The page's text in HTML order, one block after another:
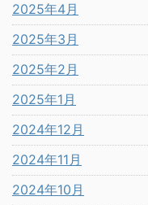
2025年4月
2025年3月
2025年2月
2025年1月
2024年12月
2024年11月
2024年10月